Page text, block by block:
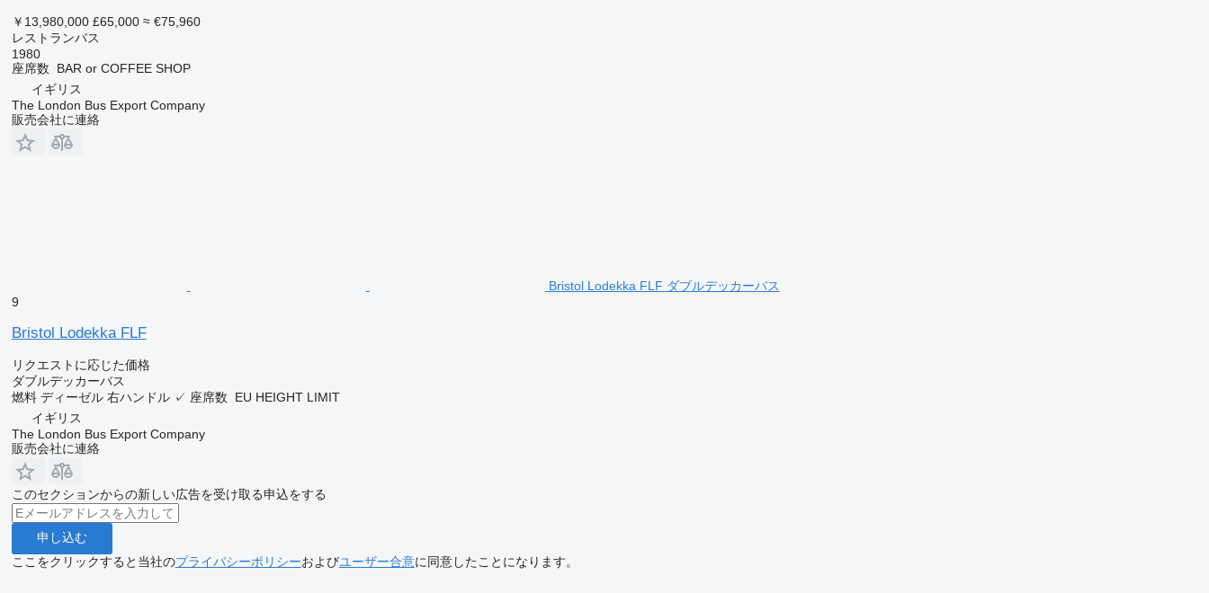
￥13,980,000 £65,000 ≈ €75,960
レストランバス
1980
座席数
BAR or COFFEE SHOP
イギリス
The London Bus Export Company
販売会社に連絡
Bristol Lodekka FLF ダブルデッカーバス
9
Bristol Lodekka FLF
リクエストに応じた価格
ダブルデッカーバス
燃料 ディーゼル 右ハンドル ✓ 座席数
EU HEIGHT LIMIT
イギリス
The London Bus Export Company
販売会社に連絡
このセクションからの新しい広告を受け取る申込をする
申し込む
ここをクリックすると当社のプライバシーポリシーおよびユーザー合意に同意したことになります。